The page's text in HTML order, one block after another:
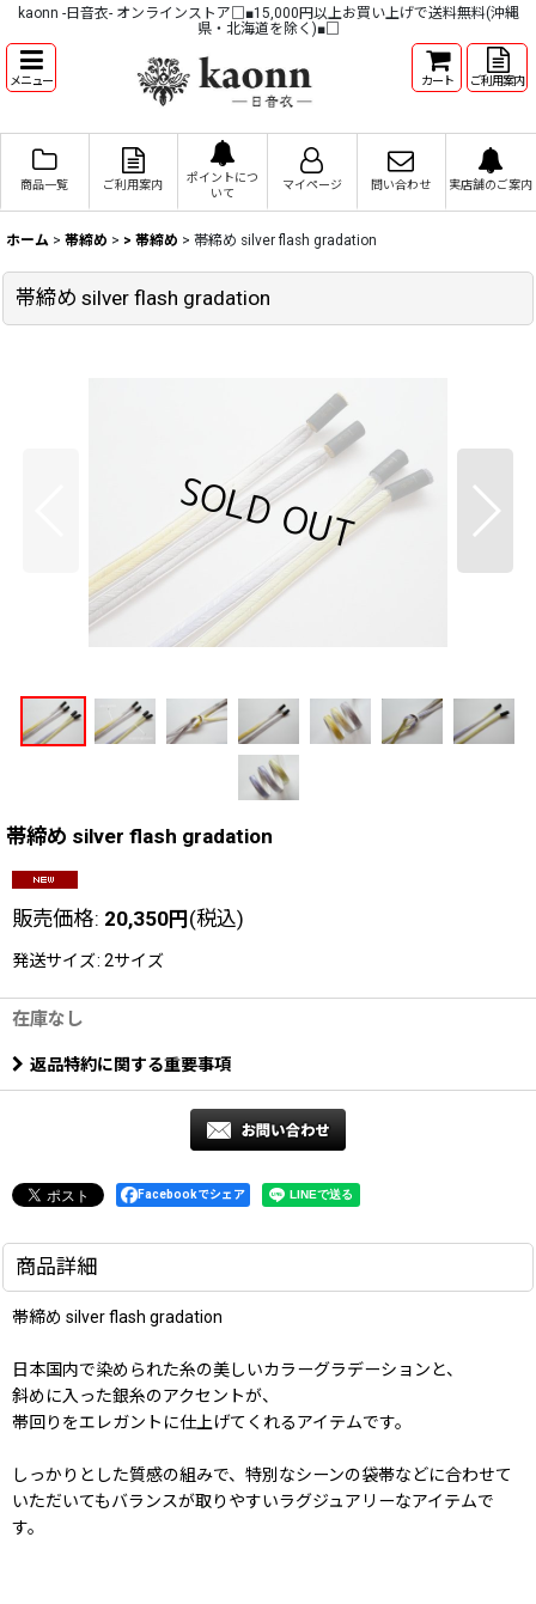
kaonn -日音衣- オンラインストア□■15,000円以上お買い上げで送料無料(沖縄
県・北海道を除く)■□
メニュー カート ご利用案内
商品一覧 ご利用案内
ポイントにつ
いて
マイページ 問い合わせ 実店舗のご案内
ホーム > 帯締め > > 帯締め > 帯締め silver flash gradation
帯締め silver flash gradation
帯締め silver flash gradation
販売価格: 20,350円(税込)
発送サイズ: 2サイズ
在庫なし
返品特約に関する重要事項
Facebookでシェア
商品詳細
帯締め silver flash gradation
日本国内で染められた糸の美しいカラーグラデーションと、
斜めに入った銀糸のアクセントが、
帯回りをエレガントに仕上げてくれるアイテムです。
しっかりとした質感の組みで、特別なシーンの袋帯などに合わせて
いただいてもバランスが取りやすいラグジュアリーなアイテムで
す。